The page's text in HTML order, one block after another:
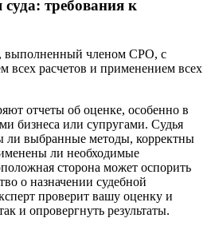
требования к
выполненный членом СРО, с
всех расчетов и применением всех
отчеты об оценке, особенно в
бизнеса или супругами. Судья
ли выбранные методы, корректны
ли необходимые
сторона может оспорить
о назначении судебной
проверит вашу оценку и
и опровергнуть результаты.